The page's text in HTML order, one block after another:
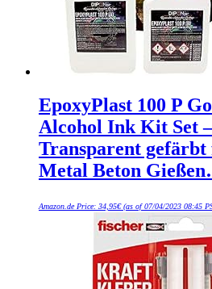
EpoxyPlast 100 P
Alcohol Ink Kit Set
Transparent
Metal Beton
Amazon.de Price: 34,95€(as of 07/04/2023 08:45